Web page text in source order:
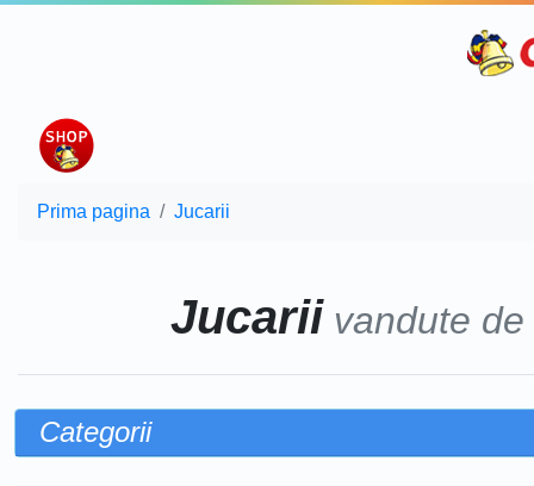
Prima pagina Jucarii
Jucariivandute de
Categorii